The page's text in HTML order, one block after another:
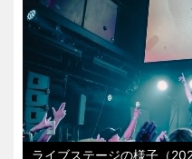
ライブステージの様子（